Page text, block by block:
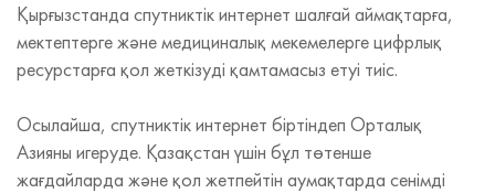
Қырғызстанда спутниктік интернет шалғай аймақтарға,
мектептерге және медициналық мекемелерге цифрлық
ресурстарға қол жеткізуді қамтамасыз етуі тиіс.
Осылайша, спутниктік интернет біртіндеп Орталық
Азияны игеруде. Қазақстан үшін бұл төтенше
жағдайларда және қол жетпейтін аумақтарда сенімді